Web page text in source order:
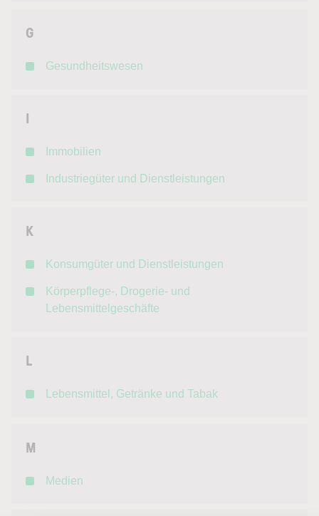
G
Gesundheitswesen
I
Immobilien
Industriegüter und Dienstleistungen
K
Konsumgüter und Dienstleistungen
Körperpflege-, Drogerie- und
Lebensmittelgeschäfte
L
Lebensmittel, Getränke und Tabak
M
Medien